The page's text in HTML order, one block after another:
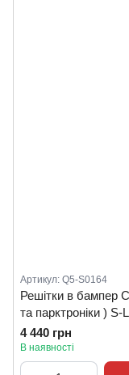
Артикул: Q5-S0164
Решітки в бампер
та парктроніки )
4 440 грн
В наявності